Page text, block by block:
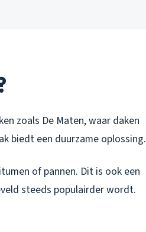
zoals De Maten, waar daken
biedt een duurzame oplossing.
of pannen. Dit is ook een
steeds populairder wordt.